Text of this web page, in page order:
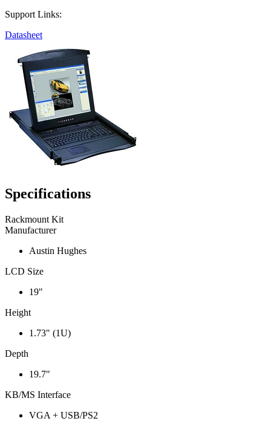
Support Links:
Datasheet
Specifications
Rackmount Kit
Manufacturer
Austin Hughes
LCD Size
19"
Height
1.73" (1U)
Depth
19.7"
KB/MS Interface
VGA + USB/PS2